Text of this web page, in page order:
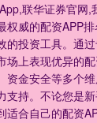
联华证券官网,
权威的配资APP
的投资工具。通
场上表现优异的
资金安全等多个
支持。不论您是
适合自己的配资